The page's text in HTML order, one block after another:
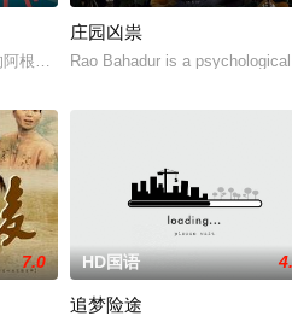
一人踏上穿越西德克萨斯州的旅程，
根廷造型师丽娜在瑞士的一场颁奖典
庄园凶祟
Rao Bahadur is a
7.0 HD国语
追梦险途